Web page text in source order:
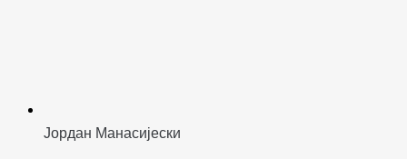
Јордан Манасијески